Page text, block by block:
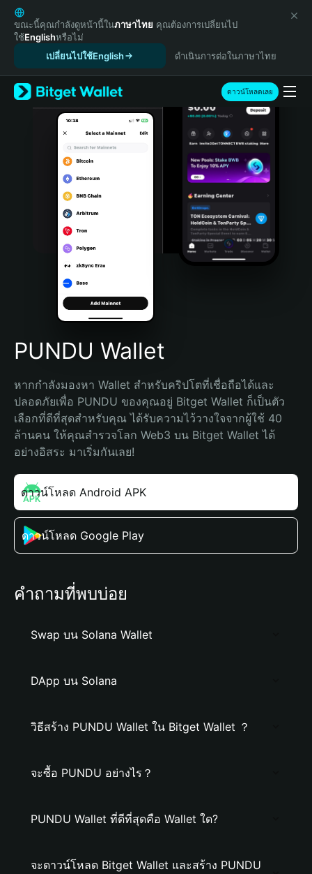
English
日本語
Tiếng Việt
Español (Latinoamérica)
Türkçe
Italiano
Português (Portugal)
Bahasa Indonesia
Português (Brasil)
Español (Argentina)
ขณะนี้คุณกำลังดูหน้านี้ในภาษาไทย คุณต้องการเปลี่ยนไป
ใช้Englishหรือไม่
เปลี่ยนไปใช้English
ดำเนินการต่อในภาษาไทย
ดาวน์โหลดเลย
PUNDU Wallet
หากกำลังมองหา Wallet สำหรับคริปโตที่เชื่อถือได้และ
ปลอดภัยเพื่อ PUNDU ของคุณอยู่ Bitget Wallet ก็เป็นตัว
เลือกที่ดีที่สุดสำหรับคุณ ได้รับความไว้วางใจจากผู้ใช้ 40
ล้านคน ให้คุณสำรวจโลก Web3 บน Bitget Wallet ได้
อย่างอิสระ มาเริ่มกันเลย!
ดาวน์โหลด Android APK
ดาวน์โหลด Google Play
คำถามที่พบบ่อย
Swap บน Solana Wallet
DApp บน Solana
วิธีสร้าง PUNDU Wallet ใน Bitget Wallet ？
จะซื้อ PUNDU อย่างไร？
PUNDU Wallet ที่ดีที่สุดคือ Wallet ใด?
จะดาวน์โหลด Bitget Wallet และสร้าง PUNDU